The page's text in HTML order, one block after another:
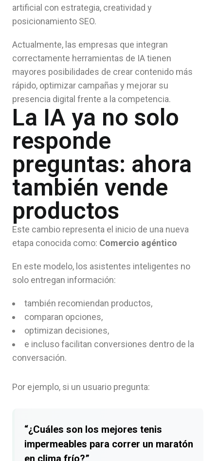
artificial con estrategia, creatividad y
posicionamiento SEO.
Actualmente, las empresas que integran
correctamente herramientas de IA tienen
mayores posibilidades de crear contenido más
rápido, optimizar campañas y mejorar su
presencia digital frente a la competencia.
La IA ya no solo
responde
preguntas: ahora
también vende
productos
Este cambio representa el inicio de una nueva
etapa conocida como: Comercio agéntico
En este modelo, los asistentes inteligentes no
solo entregan información:
también recomiendan productos,
comparan opciones,
optimizan decisiones,
e incluso facilitan conversiones dentro de la
conversación.
Por ejemplo, si un usuario pregunta:
“¿Cuáles son los mejores tenis
impermeables para correr un maratón